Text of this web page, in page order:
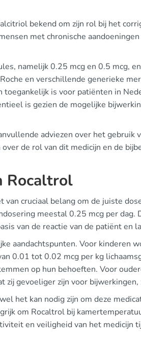
bekend om zijn rol bij het
met chronische
namelijk 0.25 mcg en 0.5 mcg,
en verschillende generieke
is voor patiënten in
is gezien de mogelijke
adviezen over het gebruik
de rol van dit medicijn en de
Rocaltrol
cruciaal belang om de juiste
meestal 0.25 mcg per dag.
van de reactie van de patiënt en
aandachtspunten. Voor kinderen
0.01 tot 0.02 mcg per kg
op hun behoeften. Voor
gevoeliger zijn voor bijwerkingen,
het kan nodig zijn om deze
om Rocaltrol bij
en veiligheid van het medicijn